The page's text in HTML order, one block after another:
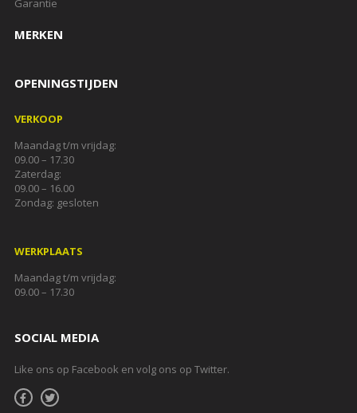
Garantie
MERKEN
OPENINGSTIJDEN
VERKOOP
Maandag t/m vrijdag:
09.00 – 17.30
Zaterdag:
09.00 – 16.00
Zondag: gesloten
WERKPLAATS
Maandag t/m vrijdag:
09.00 – 17.30
SOCIAL MEDIA
Like ons op Facebook en volg ons op Twitter.